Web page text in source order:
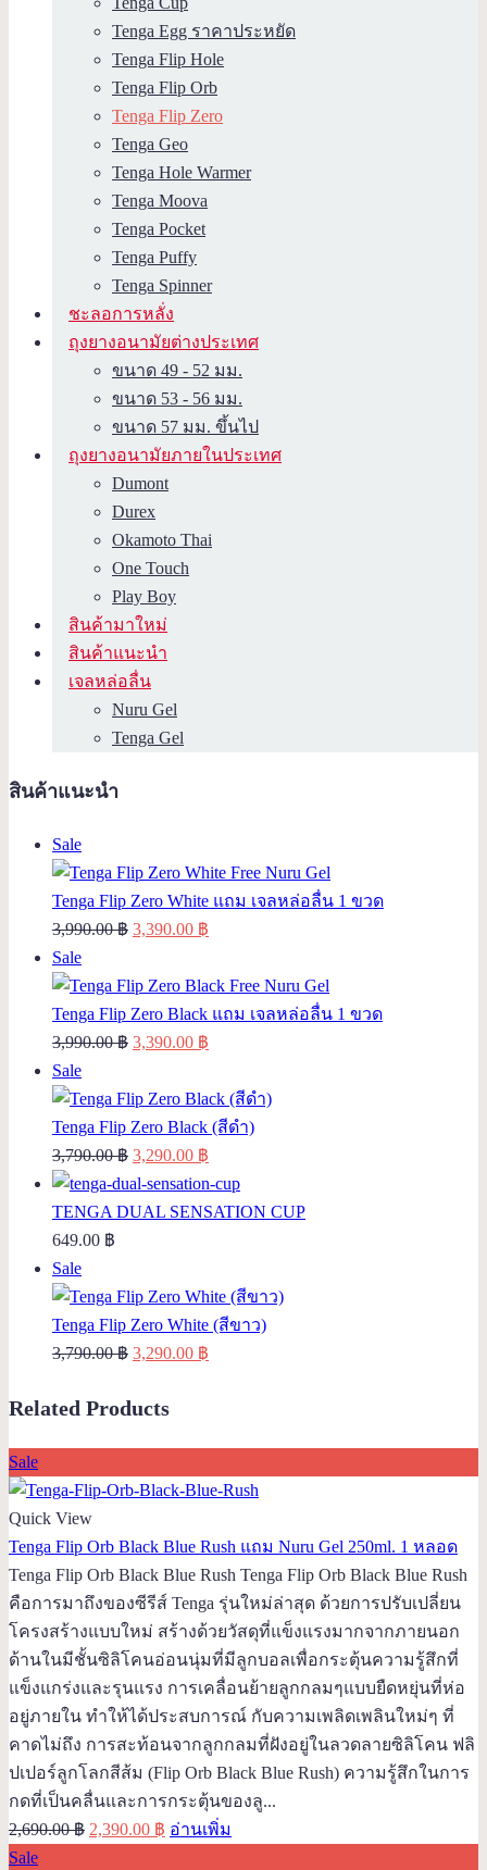
Tenga Egg ราคาประหยัด
Tenga Flip Hole
Tenga Flip Orb
Tenga Flip Zero
Tenga Geo
Tenga Hole Warmer
Tenga Moova
Tenga Pocket
Tenga Puffy
Tenga Spinner
ชะลอการหลั่ง
ถุงยางอนามัยต่างประเทศ
ขนาด 49 - 52 มม.
ขนาด 53 - 56 มม.
ขนาด 57 มม. ขึ้นไป
ถุงยางอนามัยภายในประเทศ
Dumont
Durex
Okamoto Thai
One Touch
Play Boy
สินค้ามาใหม่
สินค้าแนะนำ
เจลหล่อลื่น
Nuru Gel
Tenga Gel
สินค้าแนะนำ
SaleProduct
on
sale
Tenga Flip Zero White แถม เจลหล่อลื่น 1 ขวด
3,990.00฿ Original
was:
3,990.00 ฿.
3,390.00 ฿
is:
3,390.00 ฿.
SaleProduct
on
sale
Tenga Flip Zero Black แถม เจลหล่อลื่น 1 ขวด
3,990.00฿ Original
was:
3,990.00 ฿.
3,390.00 ฿
is:
3,390.00 ฿.
SaleProduct
on
sale
Tenga Flip Zero Black (สีดำ)
3,790.00฿ Original
price
was:
3,290.00 ฿
price
is:
TENGA DUAL SENSATION CUP
649.00 ฿
SaleProduct
on
sale
Tenga Flip Zero White (สีขาว)
3,790.00฿ Original
was:
3,290.00 ฿
Related Products
Sale
Quick View
Tenga Flip Orb Black Blue Rush แถม Nuru Gel 250ml. 1 หลอด
Tenga Flip Orb Black Blue Rush Tenga Flip Orb Black Blue Rush
คือการมาถึงของซีรีส์ Tenga รุ่นใหม่ล่าสุด ด้วยการปรับเปลี่ยน
โครงสร้างแบบใหม่ สร้างด้วยวัสดุที่แข็งแรงมากจากภายนอก
ด้านในมีชั้นซิลิโคนอ่อนนุ่มที่มีลูกบอลเพื่อกระตุ้นความรู้สึกที่
แข็งแกร่งและรุนแรง การเคลื่อนย้ายลูกกลมๆแบบยืดหยุ่นที่ห่อ
อยู่ภายใน ทำให้ได้ประสบการณ์ กับความเพลิดเพลินใหม่ๆ ที่
คาดไม่ถึง การสะท้อนจากลูกกลมที่ฝังอยู่ในลวดลายซิลิโคน ฟลิ
ปเปอร์ลูกโลกสีส้ม (Flip Orb Black Blue Rush) ความรู้สึกในการ
กดที่เป็นคลื่นและการกระตุ้นของลู...
2,690.00฿ Original
2,390.00 ฿ Current
อ่านเพิ่ม
Sale